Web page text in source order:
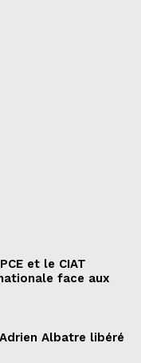
et le CIAT
face aux
Albatre libéré